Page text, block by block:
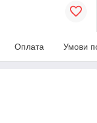
Оплата Умови